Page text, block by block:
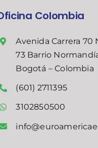
Colombia
Avenida Carrera 70
73 Barrio
Bogotá – Colombia
(601) 2711395
3102850500